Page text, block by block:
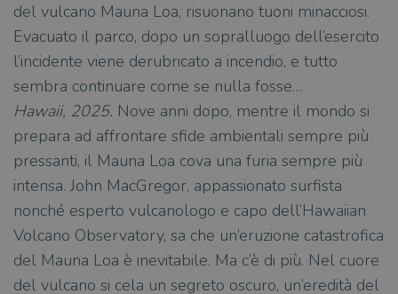
del vulcano Mauna Loa, risuonano tuoni minacciosi.
Evacuato il parco, dopo un sopralluogo dell’esercito
l’incidente viene derubricato a incendio, e tutto
sembra continuare come se nulla fosse…
Hawaii, 2025. Nove anni dopo, mentre il mondo si
prepara ad affrontare sfide ambientali sempre più
pressanti, il Mauna Loa cova una furia sempre più
intensa. John MacGregor, appassionato surfista
nonché esperto vulcanologo e capo dell’Hawaiian
Volcano Observatory, sa che un’eruzione catastrofica
del Mauna Loa è inevitabile. Ma c’è di più. Nel cuore
del vulcano si cela un segreto oscuro, un’eredità del